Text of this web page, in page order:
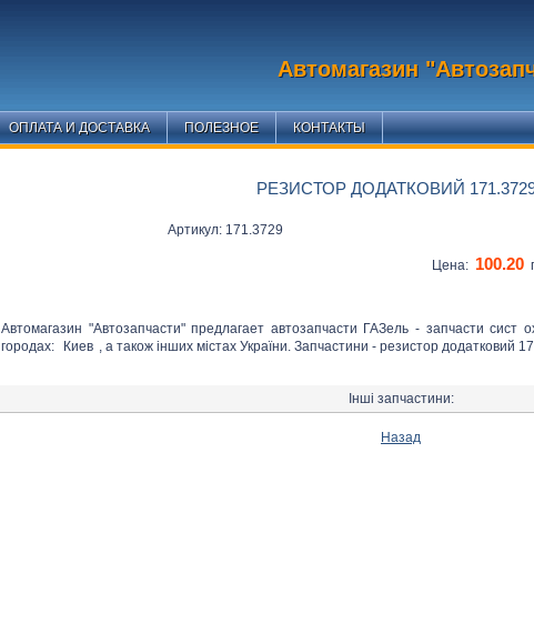
Автомагазин
ОПЛАТА И ДОСТАВКА ПОЛЕЗНОЕ КОНТАКТЫ
РЕЗИСТОР ДОДАТКОВИЙ
Артикул: 171.3729
Цена: 100.20
Автомагазин "Автозапчасти" предлагает автозапчасти ГАЗель - запчасти сист
городах:
Киев , а також інших містах України. Запчастини - резистор додатковий
Інші запчастини:
Назад